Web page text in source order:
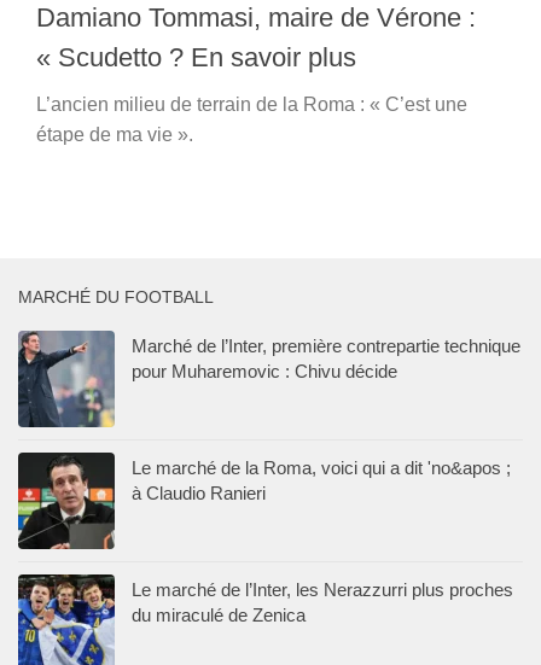
Damiano Tommasi, maire de Vérone :
« Scudetto ? En savoir plus
L’ancien milieu de terrain de la Roma : « C’est une
étape de ma vie ».
MARCHÉ DU FOOTBALL
Marché de l’Inter, première contrepartie technique
pour Muharemovic : Chivu décide
Le marché de la Roma, voici qui a dit 'no&apos ;
à Claudio Ranieri
Le marché de l’Inter, les Nerazzurri plus proches
du miraculé de Zenica